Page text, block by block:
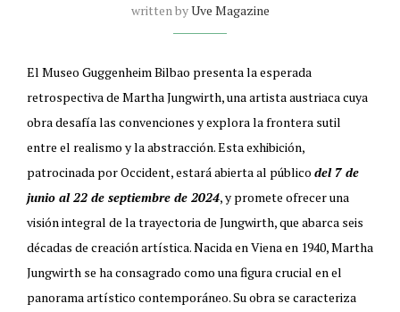
written byUve Magazine
El Museo Guggenheim Bilbao presenta la esperada
retrospectiva de Martha Jungwirth, una artista austriaca cuya
obra desafía las convenciones y explora la frontera sutil
entre el realismo y la abstracción. Esta exhibición,
patrocinada por Occident, estará abierta al público del 7 de
junio al 22 de septiembre de 2024, y promete ofrecer una
visión integral de la trayectoria de Jungwirth, que abarca seis
décadas de creación artística. Nacida en Viena en 1940, Martha
Jungwirth se ha consagrado como una figura crucial en el
panorama artístico contemporáneo. Su obra se caracteriza